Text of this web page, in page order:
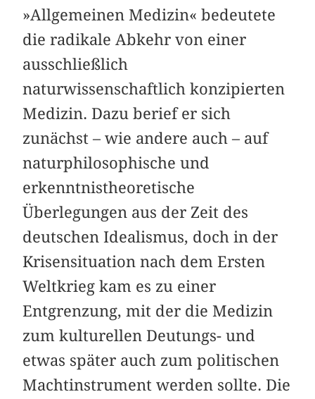
»Allgemeinen Medizin« bedeutete
die radikale Abkehr von einer
ausschließlich
naturwissenschaftlich konzipierten
Medizin. Dazu berief er sich
zunächst – wie andere auch – auf
naturphilosophische und
erkenntnistheoretische
Überlegungen aus der Zeit des
deutschen Idealismus, doch in der
Krisensituation nach dem Ersten
Weltkrieg kam es zu einer
Entgrenzung, mit der die Medizin
zum kulturellen Deutungs- und
etwas später auch zum politischen
Machtinstrument werden sollte. Die